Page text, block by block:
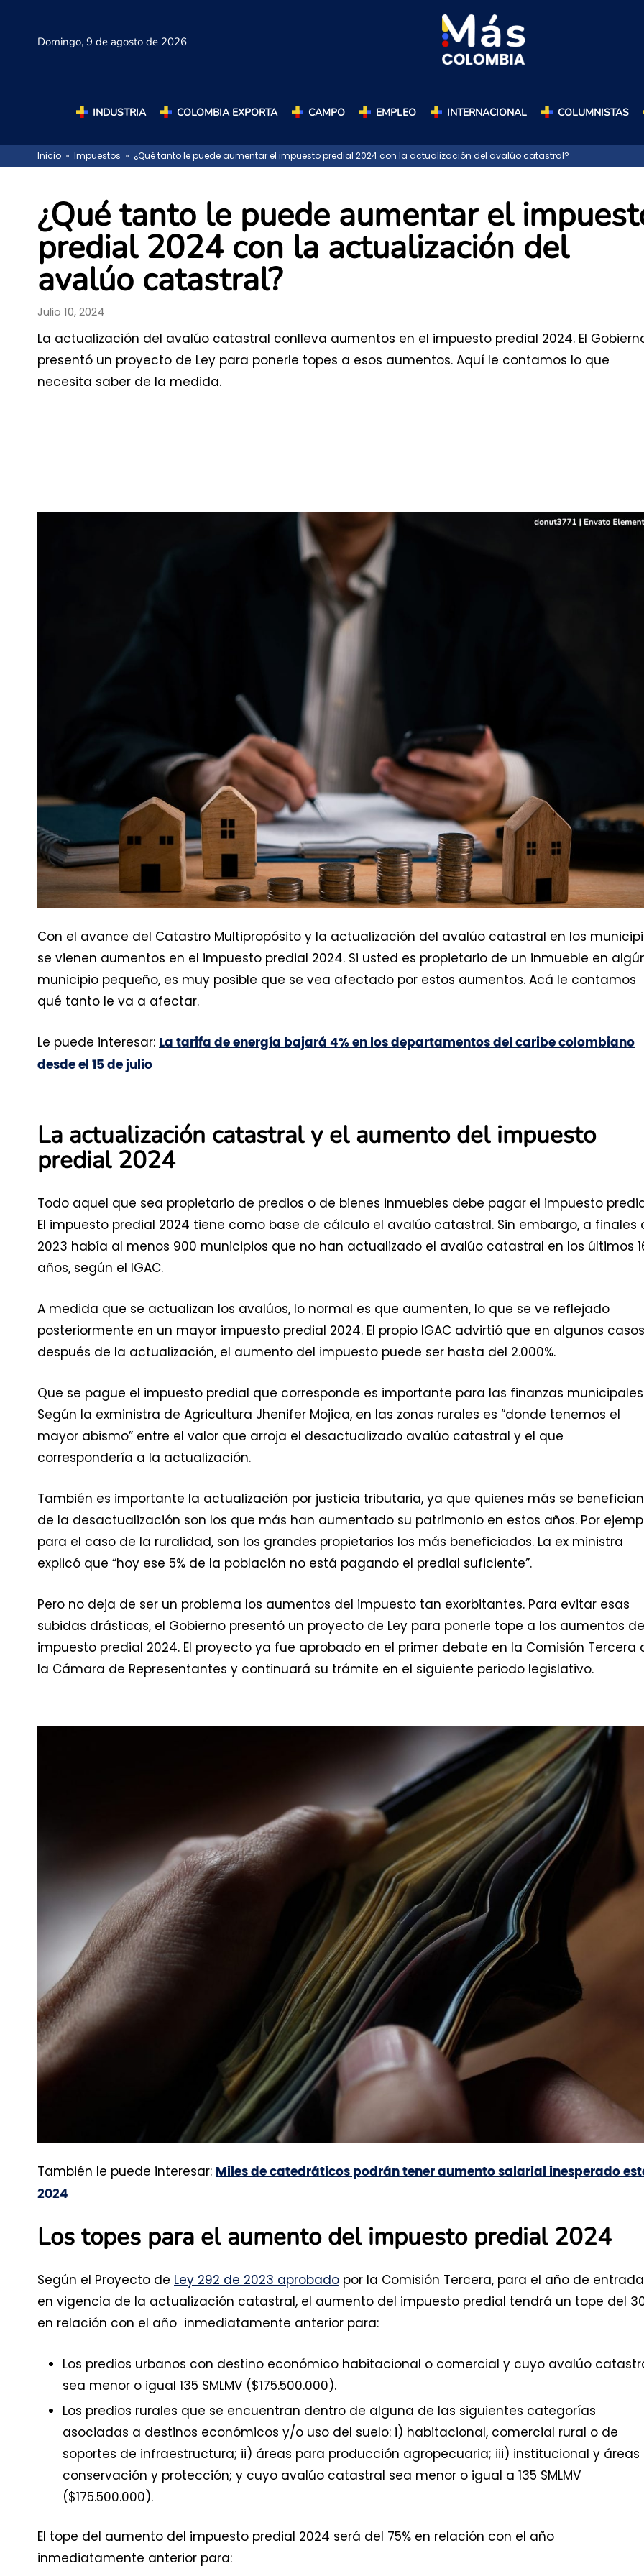
Domingo, 9 de agosto de 2026
INDUSTRIA COLOMBIA EXPORTA CAMPO EMPLEO INTERNACIONAL COLUMNISTAS
Inicio » Impuestos » ¿Qué tanto le puede aumentar el impuesto predial 2024 con la actualización del avalúo catastral?
¿Qué tanto le puede aumentar el
predial 2024 con la actualización del
avalúo catastral?
Julio 10, 2024
La actualización del avalúo catastral conlleva aumentos en el impuesto predial 2024. El
presentó un proyecto de Ley para ponerle topes a esos aumentos. Aquí le contamos lo que
necesita saber de la medida.
Con el avance del Catastro Multipropósito y la actualización del avalúo catastral en los
se vienen aumentos en el impuesto predial 2024. Si usted es propietario de un inmueble en
municipio pequeño, es muy posible que se vea afectado por estos aumentos. Acá le contamos
qué tanto le va a afectar.
Le puede interesar: La tarifa de energía bajará 4% en los departamentos del caribe colombiano
desde el 15 de julio
La actualización catastral y el aumento del impuesto
predial 2024
Todo aquel que sea propietario de predios o de bienes inmuebles debe pagar el impuesto
El impuesto predial 2024 tiene como base de cálculo el avalúo catastral. Sin embargo, a finales
2023 había al menos 900 municipios que no han actualizado el avalúo catastral en los últimos
años, según el IGAC.
A medida que se actualizan los avalúos, lo normal es que aumenten, lo que se ve reflejado
posteriormente en un mayor impuesto predial 2024. El propio IGAC advirtió que en algunos
después de la actualización, el aumento del impuesto puede ser hasta del 2.000%.
Que se pague el impuesto predial que corresponde es importante para las finanzas
Según la exministra de Agricultura Jhenifer Mojica, en las zonas rurales es “donde tenemos el
mayor abismo” entre el valor que arroja el desactualizado avalúo catastral y el que
correspondería a la actualización.
También es importante la actualización por justicia tributaria, ya que quienes más se benefician
de la desactualización son los que más han aumentado su patrimonio en estos años. Por
para el caso de la ruralidad, son los grandes propietarios los más beneficiados. La ex ministra
explicó que “hoy ese 5% de la población no está pagando el predial suficiente”.
Pero no deja de ser un problema los aumentos del impuesto tan exorbitantes. Para evitar esas
subidas drásticas, el Gobierno presentó un proyecto de Ley para ponerle tope a los aumentos
impuesto predial 2024. El proyecto ya fue aprobado en el primer debate en la Comisión Tercera
la Cámara de Representantes y continuará su trámite en el siguiente periodo legislativo.
También le puede interesar: Miles de catedráticos podrán tener aumento salarial inesperado
2024
Los topes para el aumento del impuesto predial 2024
Según el Proyecto de Ley 292 de 2023 aprobado por la Comisión Tercera, para el año de entrada
en vigencia de la actualización catastral, el aumento del impuesto predial tendrá un tope del
en relación con el año inmediatamente anterior para:
Los predios urbanos con destino económico habitacional o comercial y cuyo avalúo
sea menor o igual 135 SMLMV ($175.500.000).
Los predios rurales que se encuentran dentro de alguna de las siguientes categorías
asociadas a destinos económicos y/o uso del suelo: i) habitacional, comercial rural o de
soportes de infraestructura; ii) áreas para producción agropecuaria; iii) institucional y áreas
conservación y protección; y cuyo avalúo catastral sea menor o igual a 135 SMLMV
($175.500.000).
El tope del aumento del impuesto predial 2024 será del 75% en relación con el año
inmediatamente anterior para: